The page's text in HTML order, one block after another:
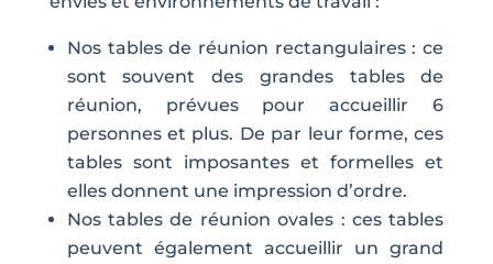
Nos tables de réunion rectangulaires : ce
sont souvent des grandes tables de
réunion, prévues pour accueillir 6
personnes et plus. De par leur forme, ces
tables sont imposantes et formelles et
elles donnent une impression d’ordre.
Nos tables de réunion ovales : ces tables
peuvent également accueillir un grand